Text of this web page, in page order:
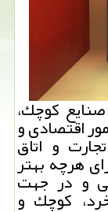
كوچك،
اقتصادی و
و اتاق
هرچه بهتر
و در جهت
كوچك و